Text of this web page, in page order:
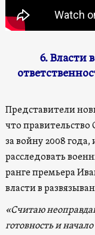
6. Власти
Представители
что правительство
за войну 2008
расследовать
ранге премьера
власти в
«Считаю
готовность и